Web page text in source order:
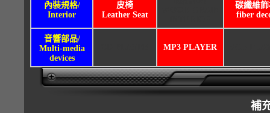
內裝規格/
Interior
皮椅
Leather Seat
碳纖維
fiber
音響部品/
Multi-media
devices
MP3 PLAYER
補